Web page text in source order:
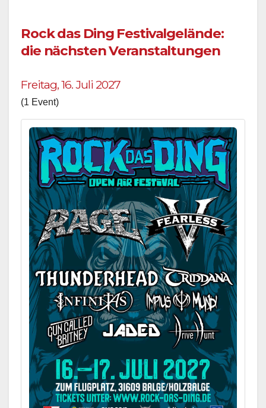
Rock das Ding Festivalgelände:
die nächsten Veranstaltungen
Freitag, 16. Juli 2027
(1 Event)